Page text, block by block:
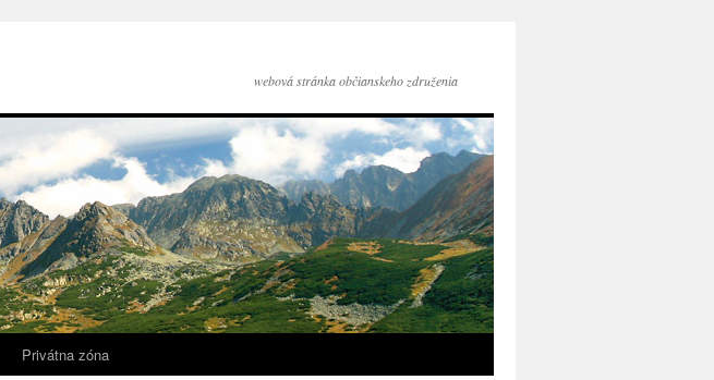
webová stránka občianskeho združenia
Privátna zóna